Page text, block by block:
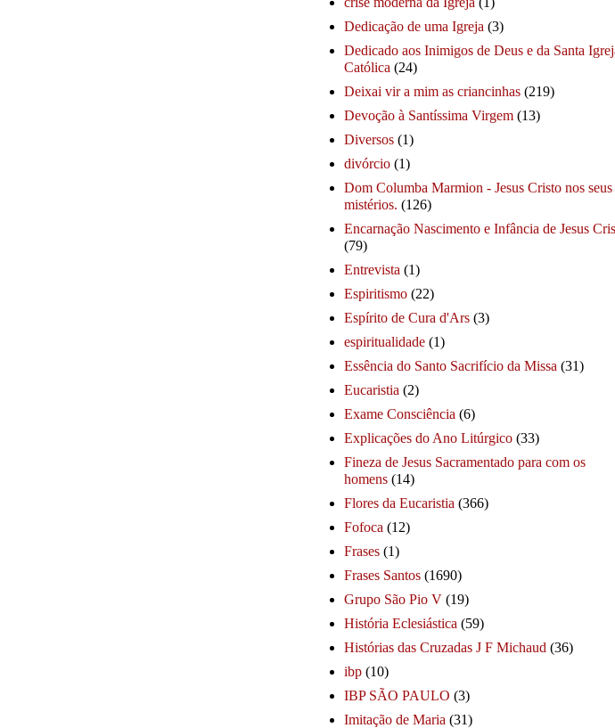
Dedicação de uma Igreja (3)
Dedicado aos Inimigos de Deus e da Santa
Católica (24)
Deixai vir a mim as criancinhas (219)
Devoção à Santíssima Virgem (13)
Diversos (1)
divórcio (1)
Dom Columba Marmion - Jesus Cristo nos seus
mistérios. (126)
Encarnação Nascimento e Infância de Jesus
(79)
Entrevista (1)
Espiritismo (22)
Espírito de Cura d'Ars (3)
espiritualidade (1)
Essência do Santo Sacrifício da Missa (31)
Eucaristia (2)
Exame Consciência (6)
Explicações do Ano Litúrgico (33)
Fineza de Jesus Sacramentado para com os
homens (14)
Flores da Eucaristia (366)
Fofoca (12)
Frases (1)
Frases Santos (1690)
Grupo São Pio V (19)
História Eclesiástica (59)
Histórias das Cruzadas J F Michaud (36)
ibp (10)
IBP SÃO PAULO (3)
Imitação de Maria (31)